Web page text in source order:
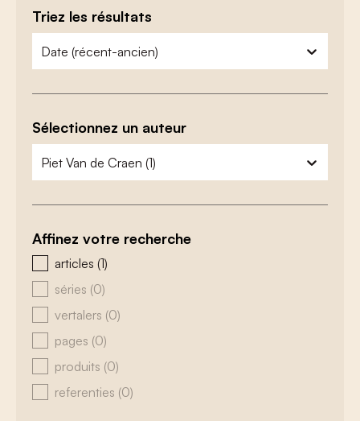
Triez les résultats
zoeken - sorteer
trier le contenu
Sélectionnez un auteur
zoeken - auteurs
sélectionnez le contenu
Affinez votre recherche
zoeken - type
articles (1)
séries (0)
vertalers (0)
pages (0)
produits (0)
referenties (0)